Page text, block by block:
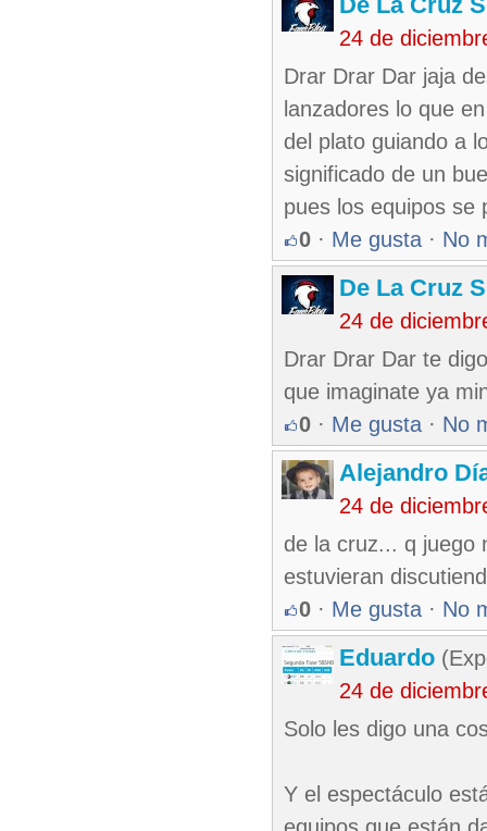
24 de
Drar Drar Dar jaja
lanzadores lo que
del plato guiando a
significado de un
pues los equipos se
0 · Me gusta · No
De La Cruz
24 de
Drar Drar Dar te
que imaginate ya
0 · Me gusta · No
Alejandro
24 de
de la cruz... q juego
estuvieran
0 · Me gusta · No
Eduardo
24 de
Solo les digo una
Y el espectáculo